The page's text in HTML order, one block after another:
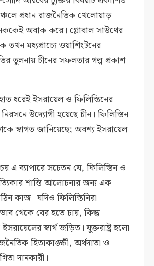
প্রধান রাজনৈতিক খেলোয়াড়
অবাক করে। গ্লোবাল সাউথের
তখন মধ্যপ্রাচ্যে ওয়াশিংটনের
তুলনায় চীনের সফলতার গল্প প্রকাশ
ধরেই ইসরায়েল ও ফিলিস্তিনের
উদ্যোগী হয়েছে চীন। ফিলিস্তিন
স্বাগত জানিয়েছে; অবশ্য ইসরায়েল
এ ব্যাপারে সচেতন যে, ফিলিস্তিন ও
শান্তি আলোচনার জন্য এক
কাজ। যদিও ফিলিস্তিনিরা
থেকে বের হতে চায়, কিন্তু
ইসরায়েলের স্বার্থ জড়িত। যুক্তরাষ্ট্র হলো
হিতাকাঙ্ক্ষী, অর্থদাতা ও
দানকারী।